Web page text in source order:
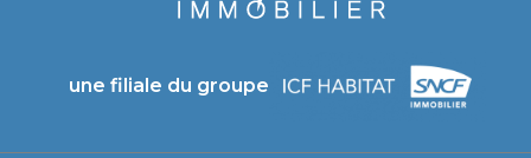
une filiale du groupe